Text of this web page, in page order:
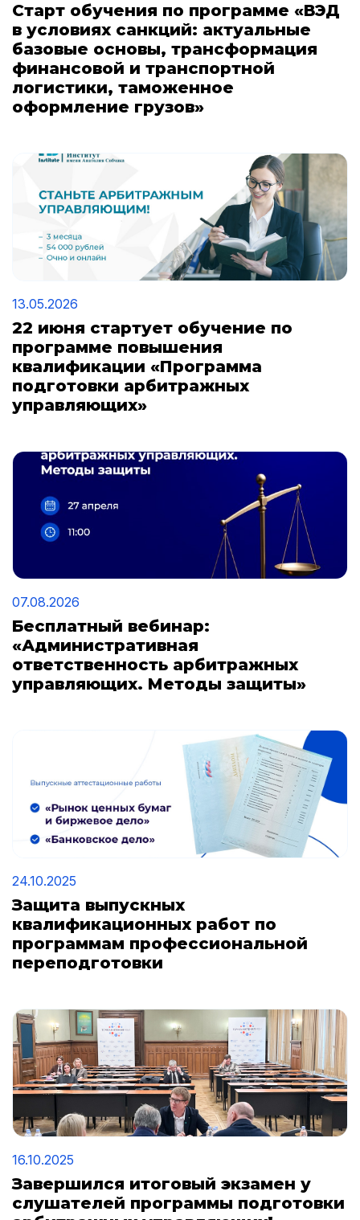
Старт обучения по программе «ВЭД
в условиях санкций: актуальные
базовые основы, трансформация
финансовой и транспортной
логистики, таможенное
оформление грузов»
13.05.2026
22 июня стартует обучение по
программе повышения
квалификации «Программа
подготовки арбитражных
управляющих»
07.08.2026
Бесплатный вебинар:
«Административная
ответственность арбитражных
управляющих. Методы защиты»
24.10.2025
Защита выпускных
квалификационных работ по
программам профессиональной
переподготовки
16.10.2025
Завершился итоговый экзамен у
слушателей программы подготовки